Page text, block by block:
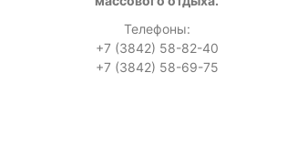
Телефоны:
+7 (3842) 58-82-40
+7 (3842) 58-69-75